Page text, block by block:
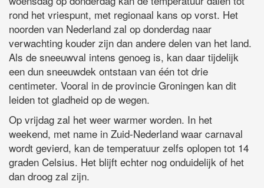
rond het vriespunt, met regionaal kans op vorst. Het
noorden van Nederland zal op donderdag naar
verwachting kouder zijn dan andere delen van het land.
Als de sneeuwval intens genoeg is, kan daar tijdelijk
een dun sneeuwdek ontstaan van één tot drie
centimeter. Vooral in de provincie Groningen kan dit
leiden tot gladheid op de wegen.
Op vrijdag zal het weer warmer worden. In het
weekend, met name in Zuid-Nederland waar carnaval
wordt gevierd, kan de temperatuur zelfs oplopen tot 14
graden Celsius. Het blijft echter nog onduidelijk of het
dan droog zal zijn.